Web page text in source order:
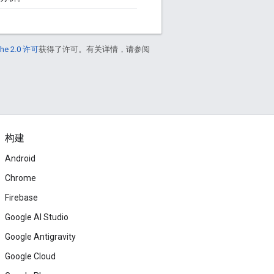
2.0 许可获得了许可。有关详情，请参阅
构建
Android
Chrome
Firebase
Google AI Studio
Google Antigravity
Google Cloud